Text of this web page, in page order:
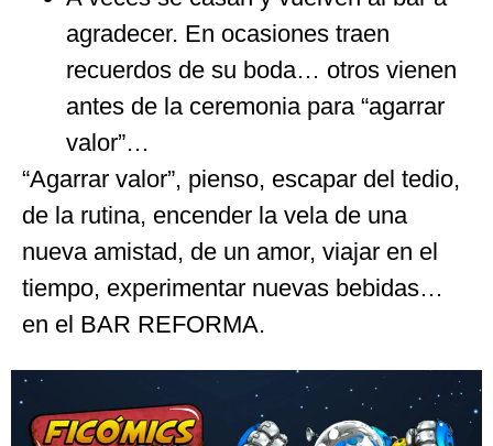
agradecer. En ocasiones traen
recuerdos de su boda… otros vienen
antes de la ceremonia para “agarrar
valor”…
“Agarrar valor”, pienso, escapar del tedio,
de la rutina, encender la vela de una
nueva amistad, de un amor, viajar en el
tiempo, experimentar nuevas bebidas…
en el BAR REFORMA.